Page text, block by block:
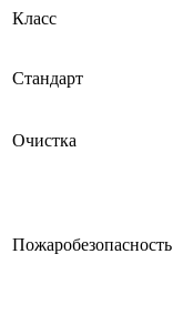
Класс
Стандарт
Очистка
Пожаробезопасность